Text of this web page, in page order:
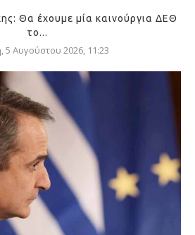
Θα έχουμε μία καινούργια ΔΕΘ
το...
5 Αυγούστου 2026, 11:23